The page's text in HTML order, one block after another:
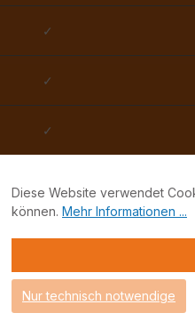
✓
✓
✓
Nächsten Werktag
2
Diese Website verwendet
können. Mehr Informationen ...
Nur technisch notwendige